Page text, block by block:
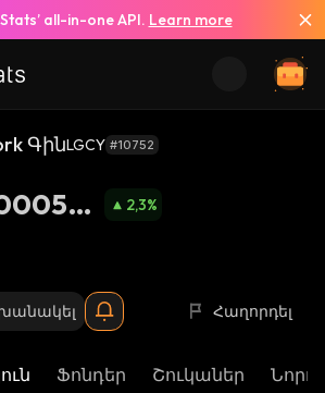
all-in-one API. Learn more
ԳինLGCY #10752
2,3%
Հաղորդել
Ֆոնդեր Շուկաներ